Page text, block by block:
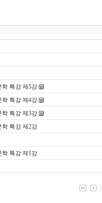
학 특강 제5강
학 특강 제4강
학 특강 제3강
학 특강 제2강
학 특강 제1강